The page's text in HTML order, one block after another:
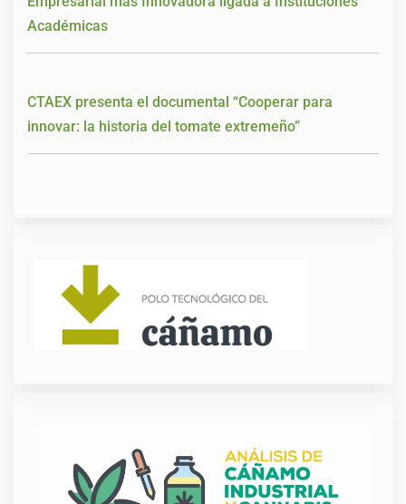
Académicas
CTAEX presenta el documental “Cooperar para
innovar: la historia del tomate extremeño”